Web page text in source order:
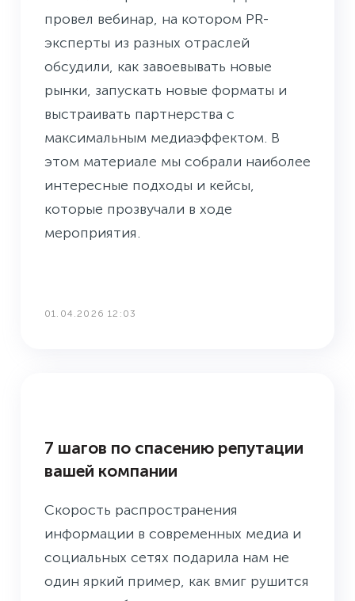
провел вебинар, на котором PR-
эксперты из разных отраслей
обсудили, как завоевывать новые
рынки, запускать новые форматы и
выстраивать партнерства с
максимальным медиаэффектом. В
этом материале мы собрали наиболее
интересные подходы и кейсы,
которые прозвучали в ходе
мероприятия.
01.04.2026 12:03
7 шагов по спасению репутации
вашей компании
Скорость распространения
информации в современных медиа и
социальных сетях подарила нам не
один яркий пример, как вмиг рушится